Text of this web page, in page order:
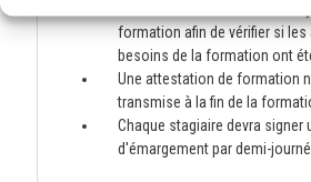
formation afin de vérifier si
besoins de la formation ont
Une attestation de formation
transmise à la fin de la
Chaque stagiaire devra signer
d'émargement par demi-